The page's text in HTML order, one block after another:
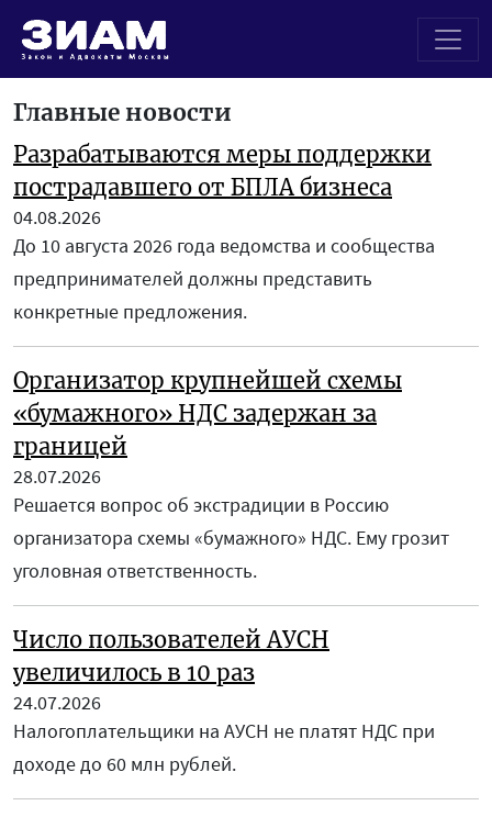
Главные новости
Разрабатываются меры поддержки
пострадавшего от БПЛА бизнеса
04.08.2026
До 10 августа 2026 года ведомства и сообщества
предпринимателей должны представить
конкретные предложения.
Организатор крупнейшей схемы
«бумажного» НДС задержан за
границей
28.07.2026
Решается вопрос об экстрадиции в Россию
организатора схемы «бумажного» НДС. Ему грозит
уголовная ответственность.
Число пользователей АУСН
увеличилось в 10 раз
24.07.2026
Налогоплательщики на АУСН не платят НДС при
доходе до 60 млн рублей.